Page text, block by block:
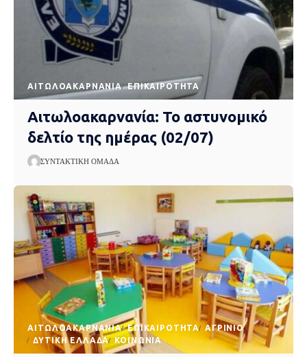
AΙΤΩΛΟΑΚΑΡΝΑΝΊΑ EΠΙΚΑΙΡΌΤΗΤΑ
Αιτωλοακαρνανία: Το αστυνομικό
δελτίο της ημέρας (02/07)
ΣΥΝΤΑΚΤΙΚΉ ΟΜΆΔΑ
AΙΤΩΛΟΑΚΑΡΝΑΝΊΑ EΠΙΚΑΙΡΌΤΗΤΑ
ΑΓΡΊΝΙΟ
ΔΥΤΙΚΉ ΕΛΛΆΔΑ
ΚΟΙΝΩΝΊΑ